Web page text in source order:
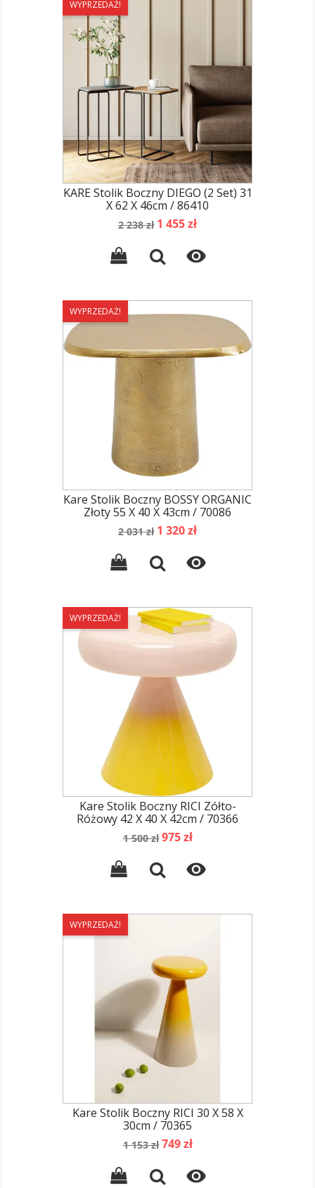
WYPRZEDAŻ!
KARE Stolik Boczny DIEGO (2 Set) 31
X 62 X 46cm / 86410
Cena
2 238 zł Cena
1 455 zł

WYPRZEDAŻ!
Kare Stolik Boczny BOSSY ORGANIC
Złoty 55 X 40 X 43cm / 70086
Cena
2 031 zł Cena
1 320 zł

WYPRZEDAŻ!
Kare Stolik Boczny RICI Zółto-
Różowy 42 X 40 X 42cm / 70366
Cena
1 500 zł Cena
975 zł

WYPRZEDAŻ!
Kare Stolik Boczny RICI 30 X 58 X
30cm / 70365
Cena
1 153 zł Cena
749 zł
